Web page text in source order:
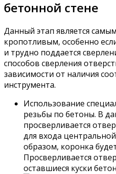
бетонной стене
Данный этап является
кропотливым, особенно
и трудно поддается
способов сверления
зависимости от наличия
инструмента.
Использование
резьбы по бетоны. В
просверливается
для входа
образом, коронка
Просверливается
оставшиеся куски